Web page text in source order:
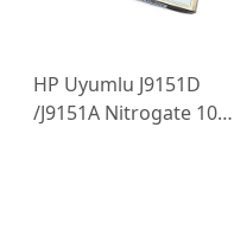
HP Uyumlu J9151D
/J9151A Nitrogate 10G-